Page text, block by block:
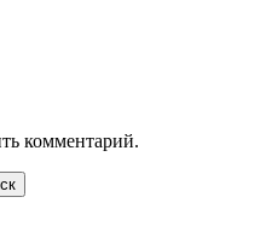
комментарий.